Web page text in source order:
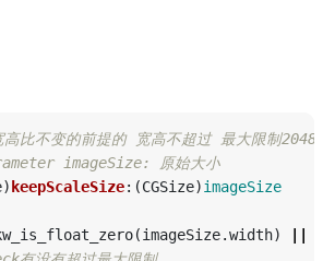
比不变的前提的 宽高不超过 最大限制2048
imageSize: 原始大小
)keepScaleSize:(CGSize)imageSize
(imageSize.width) ||